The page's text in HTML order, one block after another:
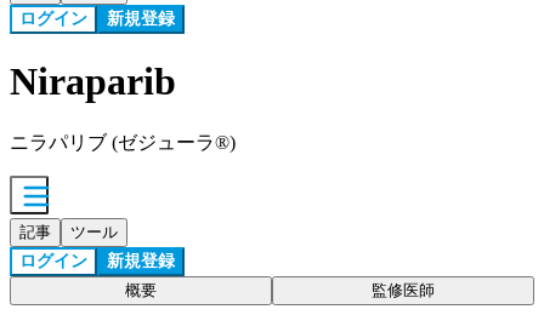
ログイン 新規登録
Niraparib
ニラパリブ (ゼジューラ®)
記事 ツール
ログイン 新規登録
概要 監修医師